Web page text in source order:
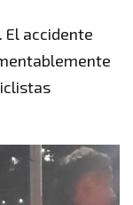
El accidente